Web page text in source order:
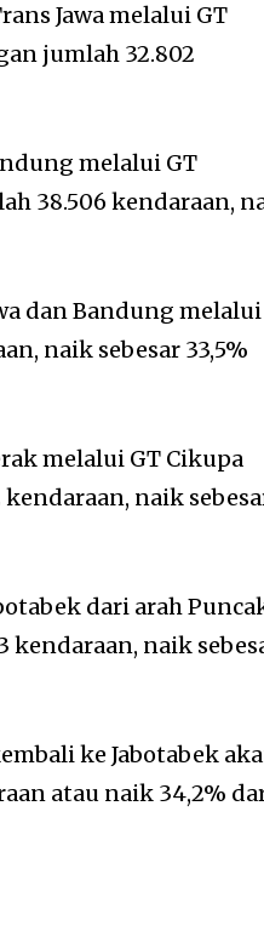
Jawa melalui GT
jumlah 32.802
melalui GT
38.506 kendaraan,
dan Bandung melalui
naik sebesar 33,5%
melalui GT Cikupa
kendaraan, naik
dari arah
kendaraan, naik
ke Jabotabek
atau naik 34,2%